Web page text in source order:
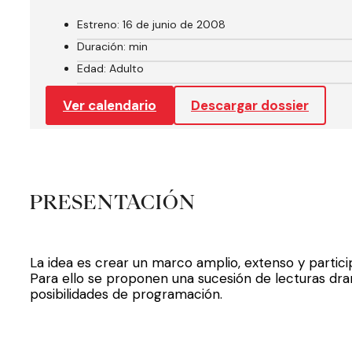
PRESENTACIÓN
La idea es crear un marco amplio, extenso y
Para ello se proponen una sucesión de lecturas
posibilidades de programación.
Estreno: 16 de junio de 2008
Duración: min
Edad: Adulto
Ver calendario Descargar dossier